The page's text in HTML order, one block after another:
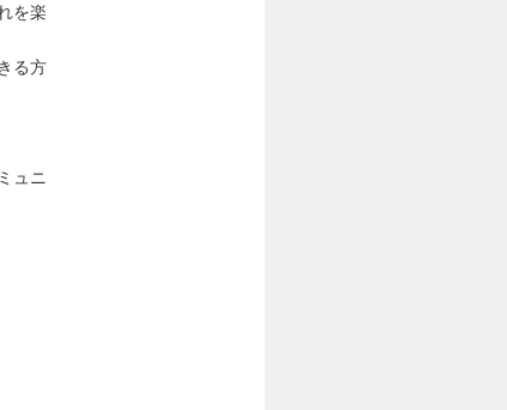
を楽
る方
ュニ